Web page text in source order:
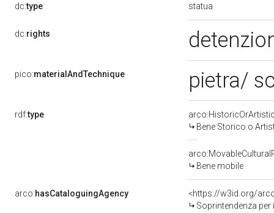
dc:type statua
dc:rights
pico:materialAndTechnique pietra/
rdf:type
Bene Storico o
Bene mobile
arco:hasCataloguingAgency
<https://w3id.org/
Soprintendenza